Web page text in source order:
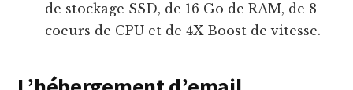
de stockage SSD, de 16 Go de RAM, de 8
coeurs de CPU et de 4X Boost de vitesse.